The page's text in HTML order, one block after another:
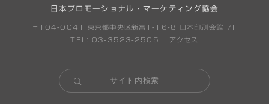
日本プロモーショナル・マーケティング協会
〒104-0041 東京都中央区新富1-16-8 日本印刷会館 7F
TEL: 03-3523-2505
アクセス